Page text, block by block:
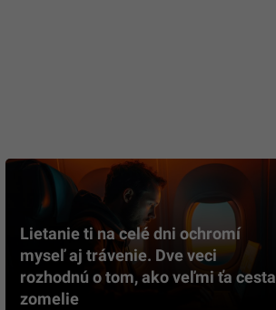
Lietanie ti na celé dni ochromí
myseľ aj trávenie. Dve veci
rozhodnú o tom, ako veľmi ťa cesta
zomelie